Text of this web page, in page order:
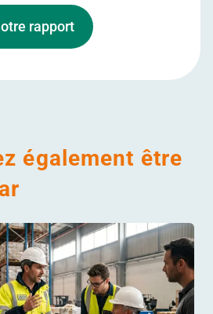
rapport
également être